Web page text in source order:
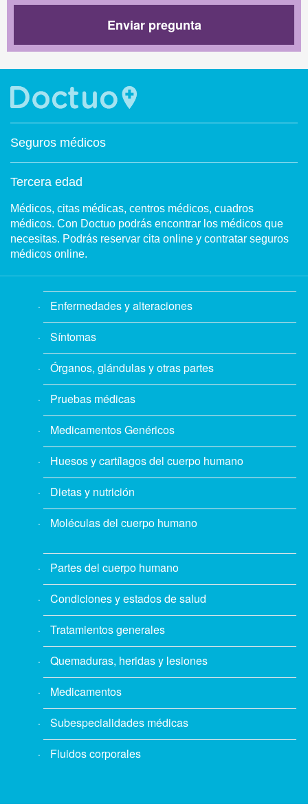
Enviar pregunta
Seguros médicos
Tercera edad
Médicos, citas médicas, centros médicos, cuadros
médicos. Con Doctuo podrás encontrar los médicos que
necesitas. Podrás reservar cita online y contratar seguros
médicos online.
Enfermedades y alteraciones
Síntomas
Órganos, glándulas y otras partes
Pruebas médicas
Medicamentos Genéricos
Huesos y cartílagos del cuerpo humano
Dietas y nutrición
Moléculas del cuerpo humano
Partes del cuerpo humano
Condiciones y estados de salud
Tratamientos generales
Quemaduras, heridas y lesiones
Medicamentos
Subespecialidades médicas
Fluidos corporales